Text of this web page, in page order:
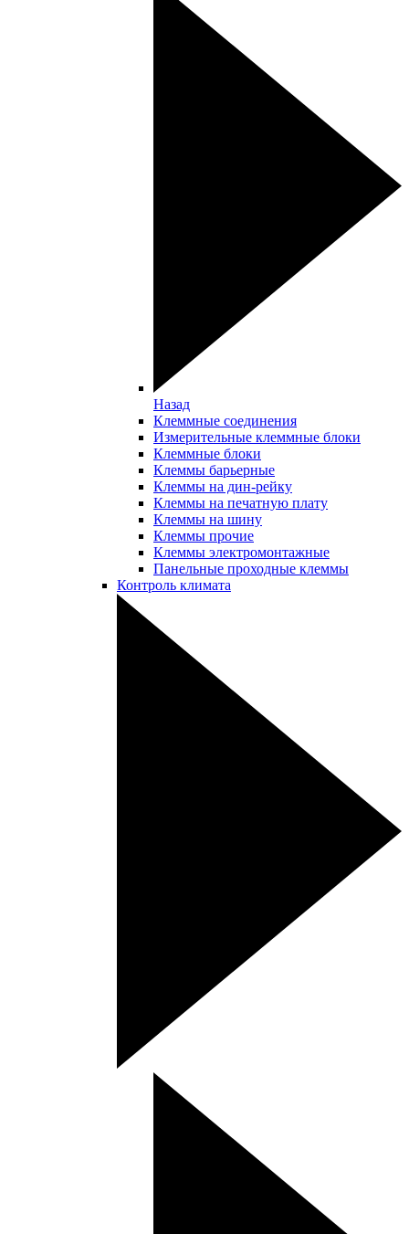
Назад
Клеммные соединения
Измерительные клеммные блоки
Клеммные блоки
Клеммы барьерные
Клеммы на дин-рейку
Клеммы на печатную плату
Клеммы на шину
Клеммы прочие
Клеммы электромонтажные
Панельные проходные клеммы
Контроль климата